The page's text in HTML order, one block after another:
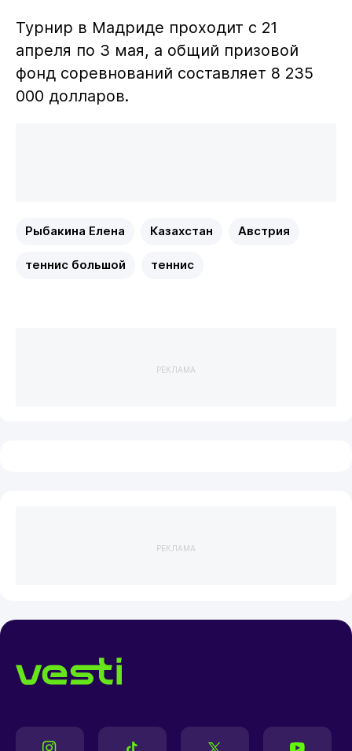
Турнир в Мадриде проходит с 21
апреля по 3 мая, а общий призовой
фонд соревнований составляет 8 235
000 долларов.
Рыбакина Елена Казахстан Австрия
теннис большой теннис
РЕКЛАМА
РЕКЛАМА